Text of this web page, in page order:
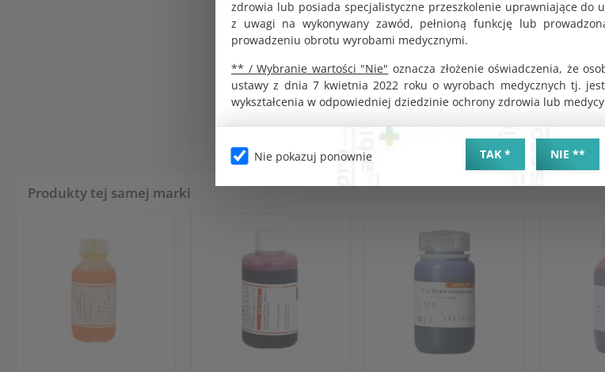
zdrowia lub posiada specjalistyczne przeszkolenie uprawniające do
z uwagi na wykonywany zawód, pełnioną funkcję lub
prowadzeniu obrotu wyrobami medycznymi.
** / Wybranie wartości "Nie" oznacza złożenie oświadczenia, że
ustawy z dnia 7 kwietnia 2022 roku o wyrobach medycznych tj.
wykształcenia w odpowiedniej dziedzinie ochrony zdrowia lub
TAK * NIE **
Nie pokazuj ponownie
wodą przez kilka minut.
W przypadku dostania się do oczu:
wyjąć soczewki kontaktowe, jeśli są
W przypadku wdychania:
zapewnić spokój; skonsultować się z
Zanieczyszczoną odzież wyprać przed
Produkty tej samej marki